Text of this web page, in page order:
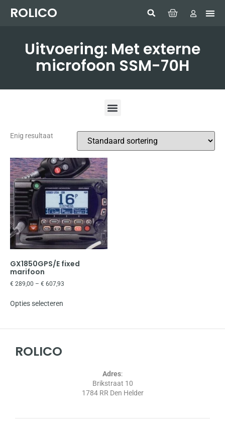
ROLICO
Uitvoering: Met externe
microfoon SSM-70H
Enig resultaat
GX1850GPS/E fixed
marifoon
€ 289,00 – € 607,93
Opties selecteren
ROLICO
Adres:
Brikstraat 10
1784 RR Den Helder